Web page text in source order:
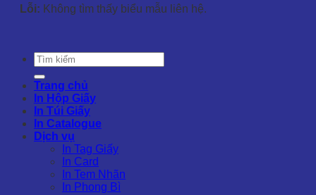
Lỗi: Không tìm thấy biểu mẫu liên hệ.
Trang chủ
In Hộp Giấy
In Túi Giấy
In Catalogue
Dịch vụ
In Tag Giấy
In Card
In Tem Nhãn
In Phong Bì